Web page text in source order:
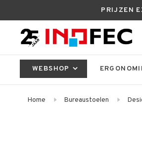
PRIJZEN
WEBSHOP
Home Bureaustoelen